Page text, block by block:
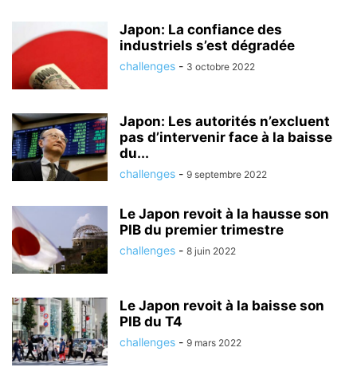
Japon: La confiance des
industriels s’est dégradée
challenges - 3 octobre 2022
Japon: Les autorités n’excluent
pas d’intervenir face à la baisse
du...
challenges - 9 septembre 2022
Le Japon revoit à la hausse son
PIB du premier trimestre
challenges - 8 juin 2022
Le Japon revoit à la baisse son
PIB du T4
challenges - 9 mars 2022